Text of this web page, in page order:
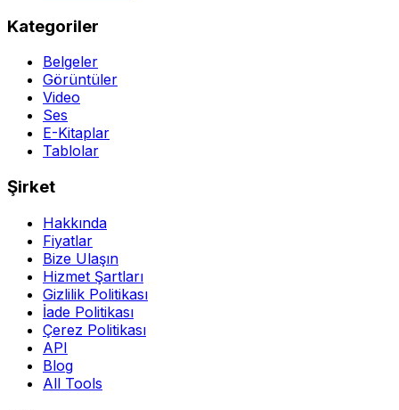
Kategoriler
Belgeler
Görüntüler
Video
Ses
E-Kitaplar
Tablolar
Şirket
Hakkında
Fiyatlar
Bize Ulaşın
Hizmet Şartları
Gizlilik Politikası
İade Politikası
Çerez Politikası
API
Blog
All Tools